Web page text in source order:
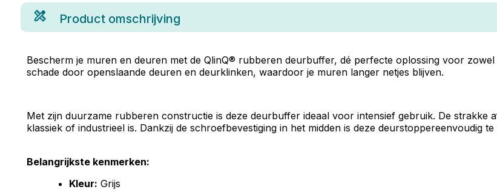
Product omschrijving
Bescherm je muren en deuren met de QlinQ® rubberen deurbuffer, dé perfecte oplossing voor
schade door openslaande deuren en deurklinken, waardoor je muren langer netjes blijven.
Met zijn duurzame rubberen constructie is deze deurbuffer ideaal voor intensief gebruik. De strakke
klassiek of industrieel is. Dankzij de schroefbevestiging in het midden is deze deurstoppereenvoudig
Belangrijkste kenmerken:
Kleur: Grijs